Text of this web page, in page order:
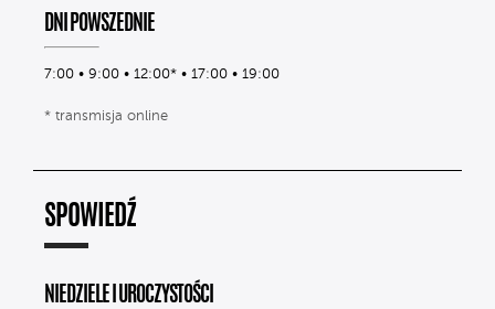
DNI POWSZEDNIE
7:00 • 9:00 • 12:00* • 17:00 • 19:00
* transmisja online
SPOWIEDŹ
NIEDZIELE I UROCZYSTOŚCI